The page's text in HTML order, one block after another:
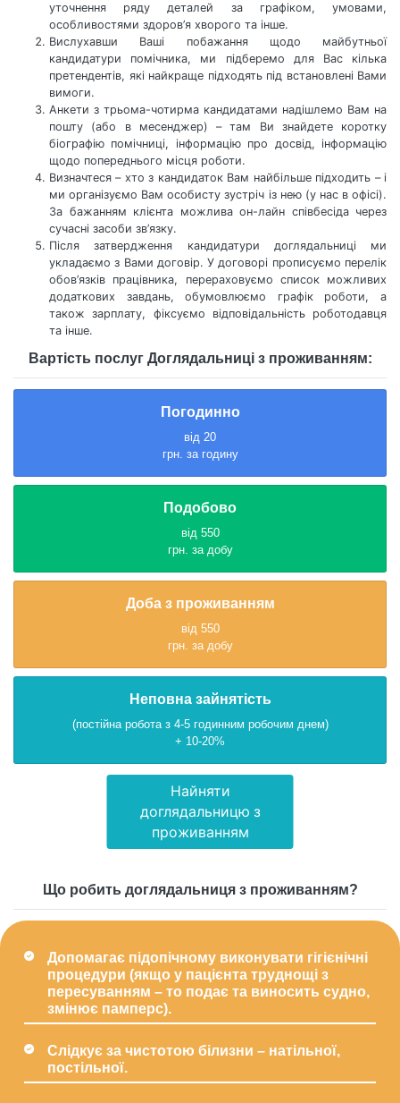
уточнення ряду деталей за графіком, умовами,
особливостями здоров’я хворого та інше.
Вислухавши Ваші побажання щодо майбутньої
кандидатури помічника, ми підберемо для Вас кілька
претендентів, які найкраще підходять під встановлені Вами
вимоги.
Анкети з трьома-чотирма кандидатами надішлемо Вам на
пошту (або в месенджер) – там Ви знайдете коротку
біографію помічниці, інформацію про досвід, інформацію
щодо попереднього місця роботи.
Визначтеся – хто з кандидаток Вам найбільше підходить – і
ми організуємо Вам особисту зустріч із нею (у нас в офісі).
За бажанням клієнта можлива он-лайн співбесіда через
сучасні засоби зв’язку.
Після затвердження кандидатури доглядальниці ми
укладаємо з Вами договір. У договорі прописуємо перелік
обов’язків працівника, перераховуємо список можливих
додаткових завдань, обумовлюємо графік роботи, а
також зарплату, фіксуємо відповідальність роботодавця
та інше.
Вартість послуг Доглядальниці з проживанням:
Погодинно
від 20
грн. за годину
Подобово
від 550
грн. за добу
Доба з проживанням
від 550
грн. за добу
Неповна зайнятість
(постійна робота з 4-5 годинним робочим днем)
+ 10-20%
Найняти
доглядальницю з
проживанням
Що робить доглядальниця з проживанням?
Допомагає підопічному виконувати гігієнічні
процедури (якщо у пацієнта труднощі з
пересуванням – то подає та виносить судно,
змінює памперс).
Слідкує за чистотою білизни – натільної,
постільної.